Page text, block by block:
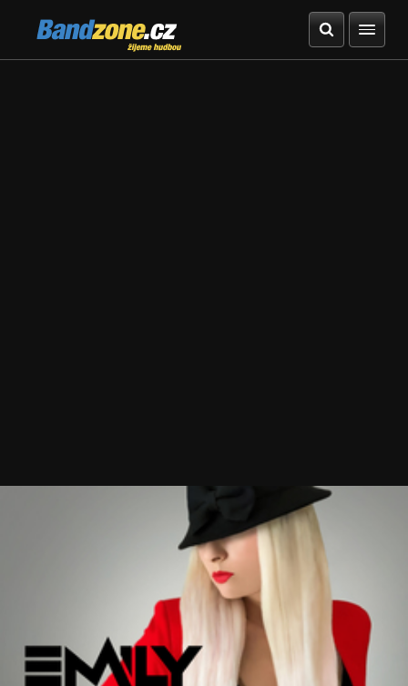
Bandzone.cz
žijeme hudbou